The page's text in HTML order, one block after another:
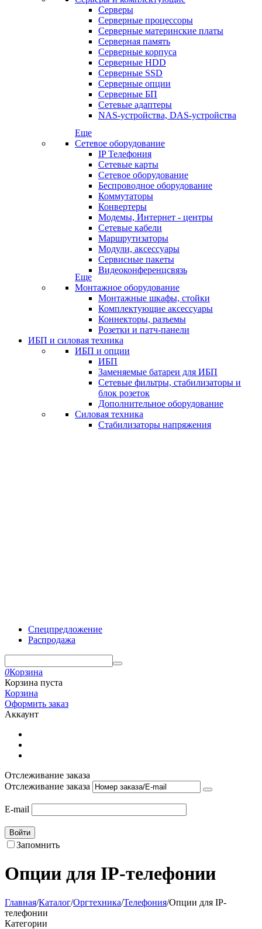
Серверы
Серверные процессоры
Серверные материнские платы
Серверная память
Серверные корпуса
Серверные HDD
Серверные SSD
Серверные опции
Серверные БП
Сетевые адаптеры
NAS-устройства, DAS-устройства
Еще
Сетевое оборудование
IP Телефония
Сетевые карты
Сетевое оборудование
Беспроводное оборудование
Коммутаторы
Конвертеры
Модемы, Интернет - центры
Сетевые кабели
Маршрутизаторы
Модули, аксессуары
Сервисные пакеты
Видеоконференцсвязь
Еще
Монтажное оборудование
Монтажные шкафы, стойки
Комплектующие аксессуары
Коннекторы, разъемы
Розетки и патч-панели
ИБП и силовая техника
ИБП и опции
ИБП
Заменяемые батареи для ИБП
Сетевые фильтры, стабилизаторы и
блок розеток
Дополнительное оборудование
Силовая техника
Стабилизаторы напряжения
Спецпредложение
Распродажа
0Корзина
Корзина пуста
Корзина
Оформить заказ
Аккаунт
Отслеживание заказа
Отслеживание заказа
E-mail
Войти
Запомнить
Опции для IP-телефонии
Главная/Каталог/Оргтехника/Телефония/Опции для IP-
телефонии
Категории